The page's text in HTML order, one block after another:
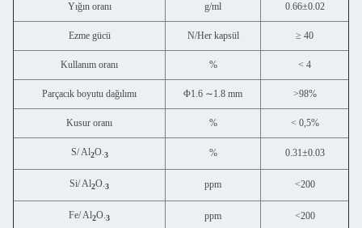
Yığın oranı g/ml 0.66±0.02
Ezme gücü N/Her kapsül ≥ 40
Kullanım oranı % < 4
Parçacık boyutu dağılımı Φ1.6 ∼1.8 mm >98%
Kusur oranı % < 0,5%
S/ Al2O.3 % 0.31±0.03
Si/ Al2O.3 ppm <200
Fe/ Al2O.3 ppm <200